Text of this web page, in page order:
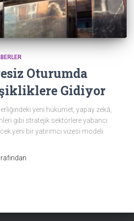
Oturumda
Gidiyor
yeni hükümet, yapay zekâ,
gibi stratejik sektörlere yabancı
yeni bir yatırımcı vizesi modeli